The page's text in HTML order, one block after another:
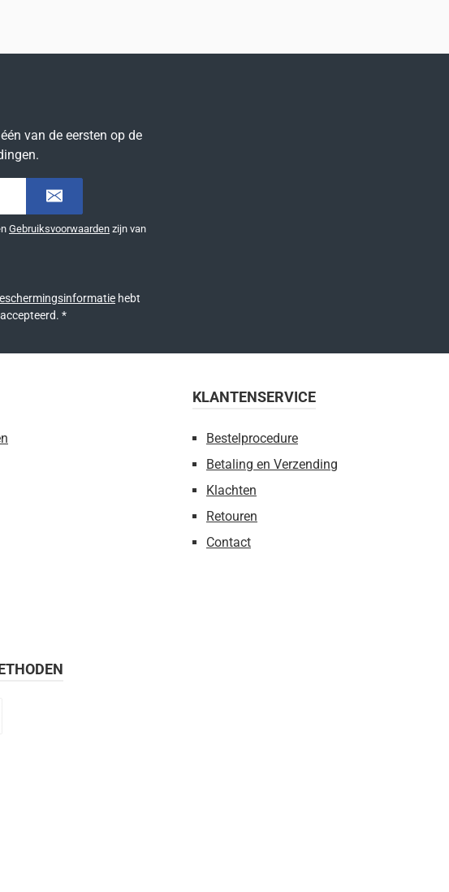
van de eersten op de
Gebruiksvoorwaarden zijn van
hebt
*
KLANTENSERVICE
Bestelprocedure
Betaling en Verzending
Klachten
Retouren
Contact